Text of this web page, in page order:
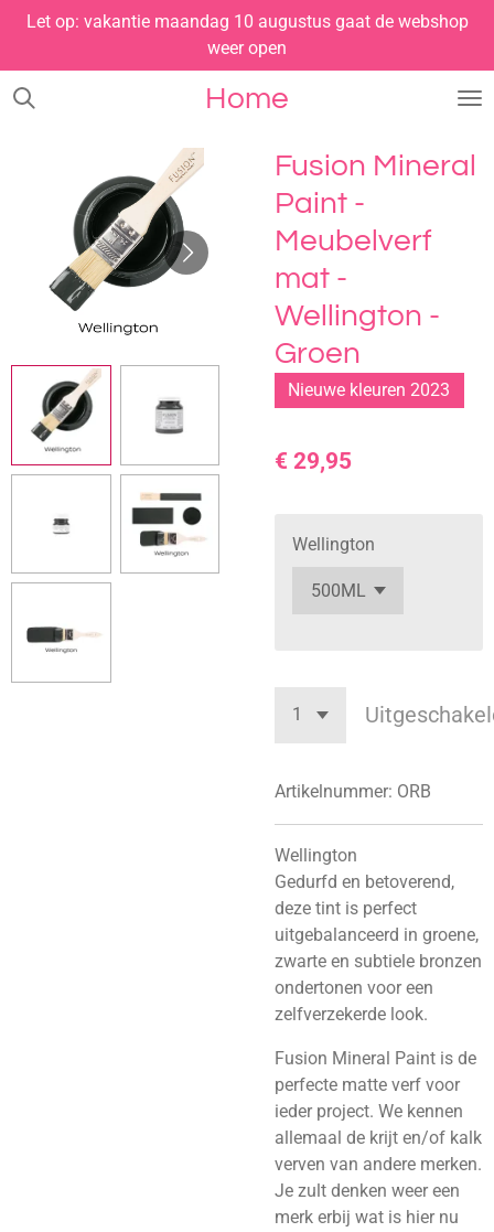
Ga
naar
de
Home
Let op: vakantie maandag 10 augustus gaat de webshop
weer open
Fusion Mineral
Paint -
Meubelverf
mat -
Wellington -
Groen
Nieuwe kleuren 2023
€ 29,95
Wellington
Artikelnummer: ORB
Wellington
Gedurfd en betoverend,
deze tint is perfect
uitgebalanceerd in groene,
zwarte en subtiele bronzen
ondertonen voor een
zelfverzekerde look.
Fusion Mineral Paint is de
perfecte matte verf voor
ieder project. We kennen
allemaal de krijt en/of kalk
verven van andere merken.
Je zult denken weer een
merk erbij wat is hier nu